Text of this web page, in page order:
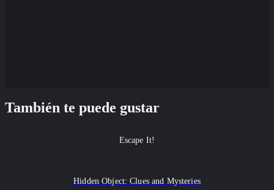
También te puede gustar
Escape It!
Hidden Object: Clues and Mysteries